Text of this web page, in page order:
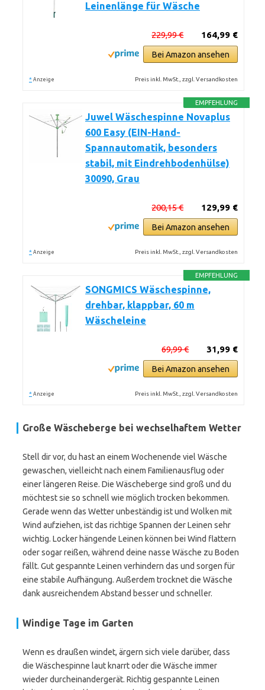
Leinenlänge für Wäsche
164,99 €
229,99 €
Bei Amazon ansehen
* Anzeige Preis inkl. MwSt., zzgl. Versandkosten
EMPFEHLUNG
Juwel Wäschespinne Novaplus
600 Easy (EIN-Hand-
Spannautomatik, besonders
stabil, mit Eindrehbodenhülse)
30090, Grau
129,99 €
200,15 €
Bei Amazon ansehen
* Anzeige Preis inkl. MwSt., zzgl. Versandkosten
EMPFEHLUNG
SONGMICS Wäschespinne,
drehbar, klappbar, 60 m
Wäscheleine
31,99 €
69,99 €
Bei Amazon ansehen
* Anzeige Preis inkl. MwSt., zzgl. Versandkosten
Große Wäscheberge bei wechselhaftem Wetter
Stell dir vor, du hast an einem Wochenende viel Wäsche
gewaschen, vielleicht nach einem Familienausflug oder
einer längeren Reise. Die Wäscheberge sind groß und du
möchtest sie so schnell wie möglich trocken bekommen.
Gerade wenn das Wetter unbeständig ist und Wolken mit
Wind aufziehen, ist das richtige Spannen der Leinen sehr
wichtig. Locker hängende Leinen können bei Wind flattern
oder sogar reißen, während deine nasse Wäsche zu Boden
fällt. Gut gespannte Leinen verhindern das und sorgen für
eine stabile Aufhängung. Außerdem trocknet die Wäsche
dank ausreichendem Abstand besser und schneller.
Windige Tage im Garten
Wenn es draußen windet, ärgern sich viele darüber, dass
die Wäschespinne laut knarrt oder die Wäsche immer
wieder durcheinandergerät. Richtig gespannte Leinen